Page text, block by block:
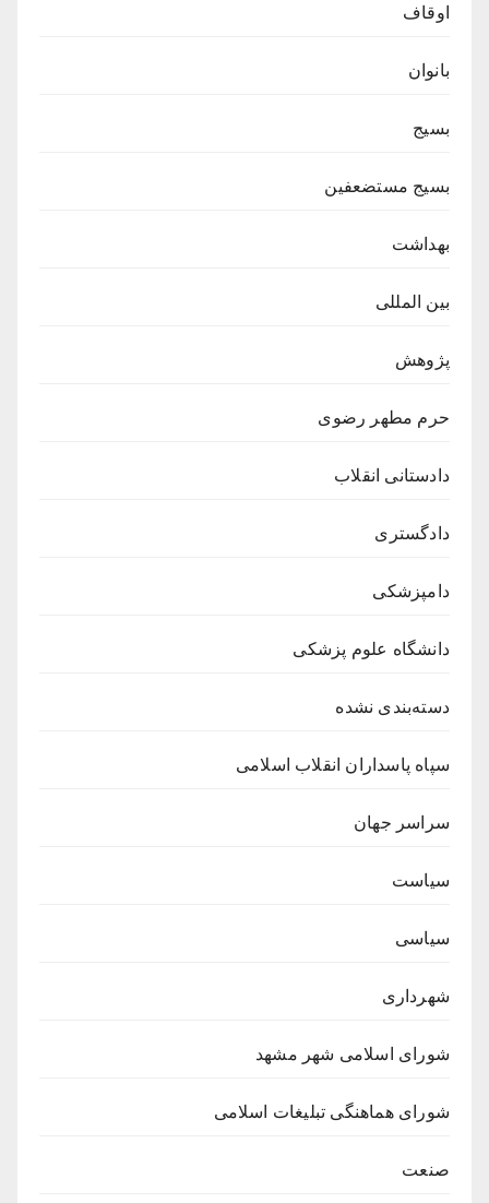
اوقاف
بانوان
بسیج
بسیج مستضعفین
بهداشت
بین المللی
پژوهش
حرم مطهر رضوی
دادستانی انقلاب
دادگستری
دامپزشکی
دانشگاه علوم پزشکی
دسته‌بندی نشده
سپاه پاسداران انقلاب اسلامی
سراسر جهان
سیاست
سیاسی
شهرداری
شورای اسلامی شهر مشهد
شورای هماهنگی تبلیغات اسلامی
صنعت